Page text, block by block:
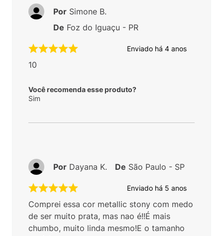
Enviado há 4 anos
10
Você recomenda esse produto?
Sim
Por Simone B.
De Foz do Iguaçu - PR
Enviado há 5 anos
Comprei essa cor metallic stony com medo
de ser muito prata, mas nao é!!É mais
chumbo, muito linda mesmo!E o tamanho
Por Dayana K. De São Paulo - SP